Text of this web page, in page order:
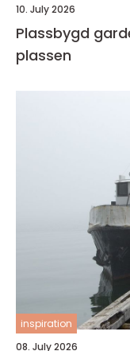
10. July 2026
Plassbygd
plassen
inspiration
08. July 2026